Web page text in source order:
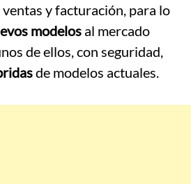
y facturación, para lo
modelos al mercado
de ellos, con seguridad,
de modelos actuales.